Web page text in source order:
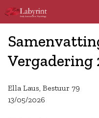
Vergadering
Ella Laus, Bestuur 79
13/05/2026